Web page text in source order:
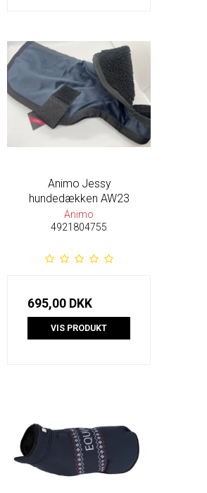
Animo Jessy
hundedækken AW23
Animo
4921804755
695,00 DKK
VIS PRODUKT